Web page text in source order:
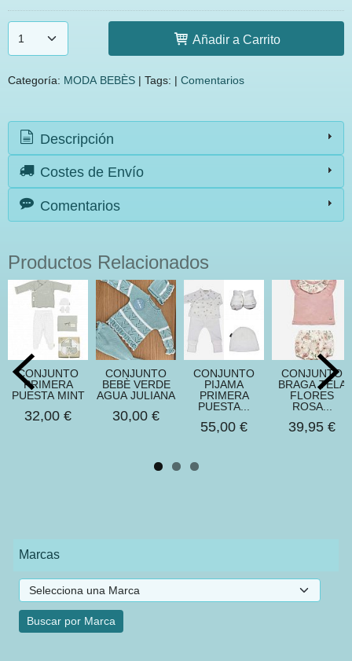
Marcas
Añadir a Carrito
Categoría: MODA BEBÈS | Tags: | Comentarios
Descripción
Costes de Envío
Comentarios
Productos Relacionados
CONJUNTO
PRIMERA
PUESTA MINT
32,00 €
CONJUNTO
BEBÈ VERDE
AGUA JULIANA
30,00 €
CONJUNTO
PIJAMA
PRIMERA
PUESTA...
55,00 €
CONJUNTO
BRAGA TELA
FLORES
ROSA...
39,95 €